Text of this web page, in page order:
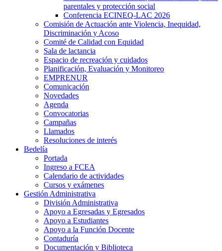
parentales y protección social
Conferencia ECINEQ-LAC 2026
Comisión de Actuación ante Violencia, Inequidad,
Discriminación y Acoso
Comité de Calidad con Equidad
Sala de lactancia
Espacio de recreación y cuidados
Planificación, Evaluación y Monitoreo
EMPRENUR
Comunicación
Novedades
Agenda
Convocatorias
Campañas
Llamados
Resoluciones de interés
Bedelía
Portada
Ingreso a FCEA
Calendario de actividades
Cursos y exámenes
Gestión Administrativa
División Administrativa
Apoyo a Egresadas y Egresados
Apoyo a Estudiantes
Apoyo a la Función Docente
Contaduría
Documentación y Biblioteca